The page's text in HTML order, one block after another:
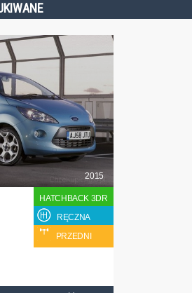
2015
HATCHBACK 3DR
RĘCZNA
PRZEDNI